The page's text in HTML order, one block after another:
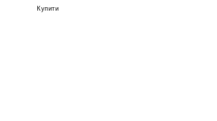
Купити